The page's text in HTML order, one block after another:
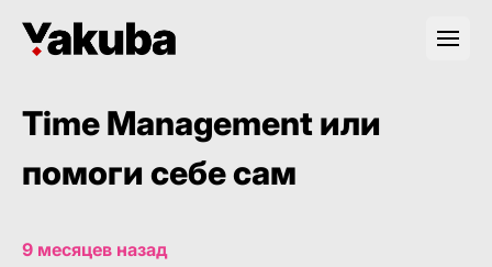
Time Management или
помоги себе сам
9 месяцев назад